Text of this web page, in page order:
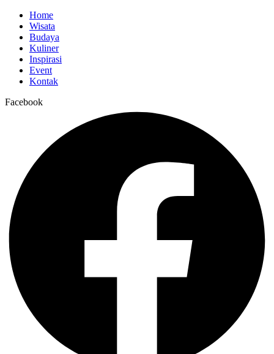
Home
Wisata
Budaya
Kuliner
Inspirasi
Event
Kontak
Facebook